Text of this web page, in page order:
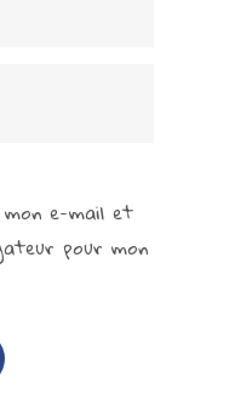
e-mail et
pour mon